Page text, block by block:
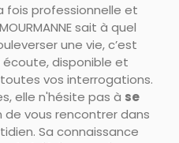
fois professionnelle et
sait à quel
une vie, c’est
disponible et
vos interrogations.
elle n'hésite pas à se
vous rencontrer dans
Sa connaissance